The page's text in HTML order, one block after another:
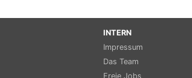
INTERN
Impressum
Das Team
Freie Jobs